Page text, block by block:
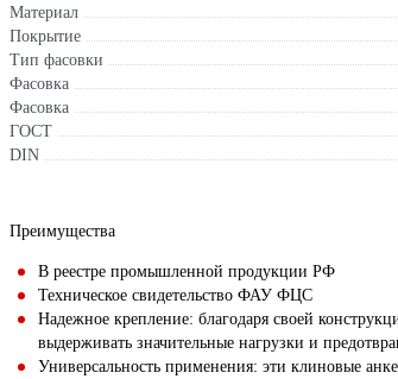
Материал
Покрытие
Тип фасовки
Фасовка
Фасовка
ГОСТ
DIN
Преимущества
В реестре промышленной продукции РФ
Техническое свидетельство ФАУ ФЦС
Надежное крепление: благодаря своей
выдерживать значительные нагрузки и
Универсальность применения: эти клиновые